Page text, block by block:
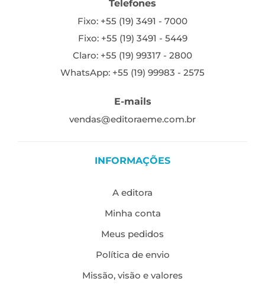
Telefones
Fixo: +55 (19) 3491 - 7000
Fixo: +55 (19) 3491 - 5449
Claro: +55 (19) 99317 - 2800
WhatsApp: +55 (19) 99983 - 2575
E-mails
vendas@editoraeme.com.br
INFORMAÇÕES
A editora
Minha conta
Meus pedidos
Política de envio
Missão, visão e valores